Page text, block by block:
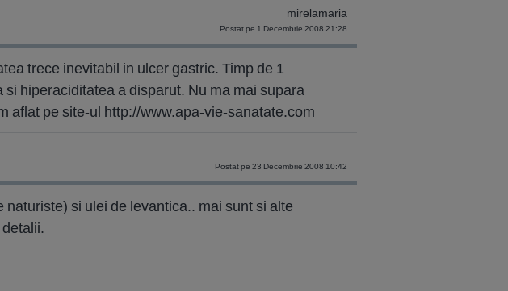
mirelamaria
Postat pe 1 Decembrie 2008 21:28
trece inevitabil in ulcer gastric. Timp de 1
hiperaciditatea a disparut. Nu ma mai supara
aflat pe site-ul http://www.apa-vie-sanatate.com
Postat pe 23 Decembrie 2008 10:42
si ulei de levantica.. mai sunt si alte